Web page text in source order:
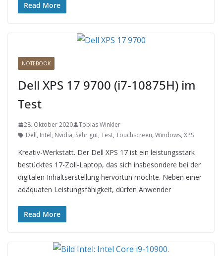
Read More
NOTEBOOK
Dell XPS 17 9700 (i7-10875H) im
Test
28. Oktober 2020
Tobias Winkler
Dell, Intel, Nvidia, Sehr gut, Test, Touchscreen, Windows, XPS
Kreativ-Werkstatt. Der Dell XPS 17 ist ein leistungsstark
bestücktes 17-Zoll-Laptop, das sich insbesondere bei der
digitalen Inhaltserstellung hervortun möchte. Neben einer
adäquaten Leistungsfähigkeit, dürfen Anwender
Read More